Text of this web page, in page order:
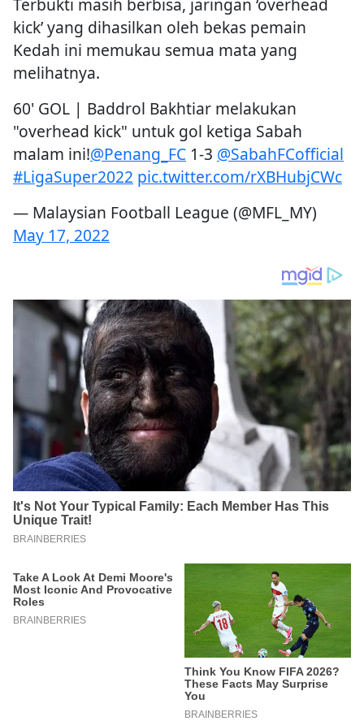
Terbukti masih berbisa, jaringan ‘overhead
kick’ yang dihasilkan oleh bekas pemain
Kedah ini memukau semua mata yang
melihatnya.
60' GOL | Baddrol Bakhtiar melakukan
"overhead kick" untuk gol ketiga Sabah
malam ini!@Penang_FC 1-3 @SabahFCofficial
#LigaSuper2022 pic.twitter.com/rXBHubjCWc
— Malaysian Football League (@MFL_MY)
May 17, 2022